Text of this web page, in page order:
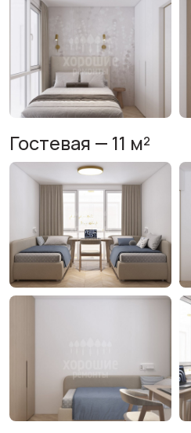
Гостевая — 11 м²